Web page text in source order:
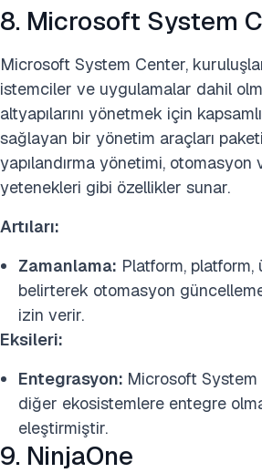
8. Microsoft System
Microsoft System Center,
istemciler ve uygulamalar dahil
altyapılarını yönetmek için
sağlayan bir yönetim araçları
yapılandırma yönetimi, otomasyon
yetenekleri gibi özellikler sunar.
Artıları:
Zamanlama: Platform,
belirterek otomasyon
izin verir.
Eksileri:
Entegrasyon: Microsoft System
diğer ekosistemlere entegre
eleştirmiştir.
9. NinjaOne